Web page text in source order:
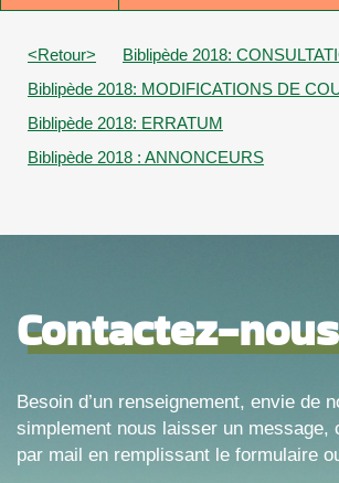
<Retour>
Biblipède 2018:
Biblipède 2018: MODIFICATIONS DE
Biblipède 2018: ERRATUM
Biblipède 2018 : ANNONCEURS
Contactez-
Besoin d’un renseignement, envie de
simplement nous laisser un message,
par mail en remplissant le formulaire